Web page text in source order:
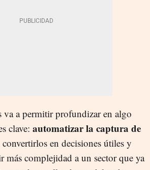
va a permitir profundizar en algo
clave: automatizar la captura de
en decisiones útiles y
más complejidad a un sector que ya